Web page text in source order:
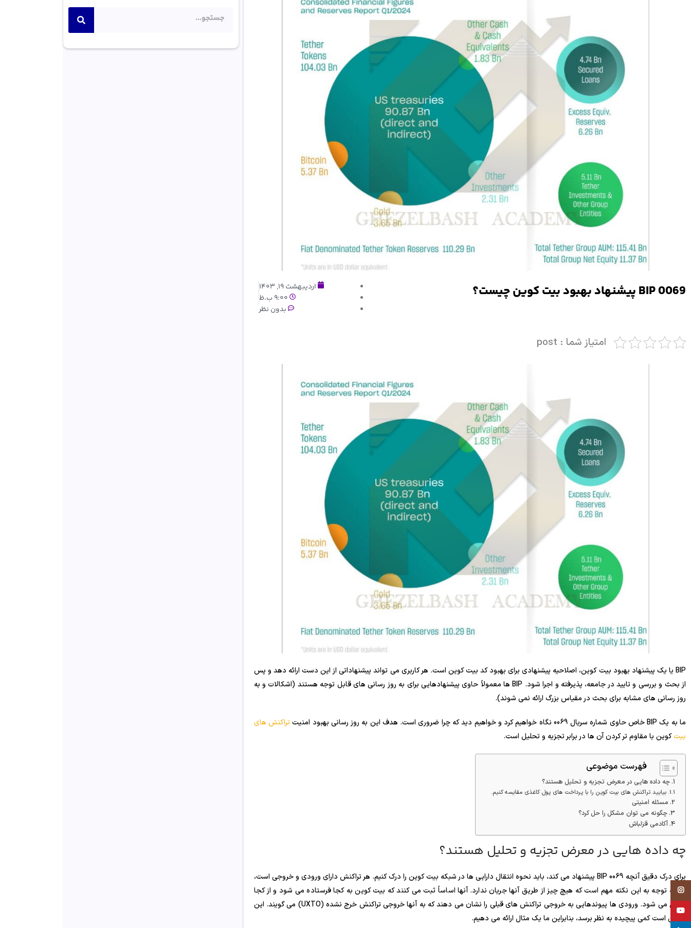
BIP 0069 پیشنهاد بهبود بیت کوین چیست؟
اردیبهشت 19, 1403
9:00 ب.ظ
بدون نظر
امتیاز شما : post
BIP یا یک پیشنهاد بهبود بیت کوین، اصلاحیه پیشنهادی برای بهبود کد بیت کوین است. هر کاربری می تواند پیشنهاداتی از این دست ارائه دهد و پس
از بحث و بررسی و تایید در جامعه، پذیرفته و اجرا شود. BIP ها معمولاً حاوی پیشنهادهایی برای به روز رسانی های قابل توجه هستند (اشکالات و به
روز رسانی های مشابه برای بحث در مقیاس بزرگ ارائه نمی شوند).
ما به یک BIP خاص حاوی شماره سریال 0069 نگاه خواهیم کرد و خواهیم دید که چرا ضروری است. هدف این به روز رسانی بهبود امنیت
تراکنش های
بیتکوین با مقاوم تر کردن آن ها در برابر تجزیه و تحلیل است.
فهرست موضوعی
چه داده هایی در معرض تجزیه و تحلیل هستند؟
بیایید تراکنش های بیت کوین را با پرداخت های پول کاغذی مقایسه کنیم.
مسئله امنیتی
چگونه می توان مشکل را حل کرد؟
آکادمی قزلباش
چه داده هایی در معرض تجزیه و تحلیل هستند؟
برای درک دقیق آنچه BIP 0069 پیشنهاد می کند، باید نحوه انتقال دارایی ها در شبکه بیت کوین را درک کنیم. هر تراکنش دارای ورودی و خروجی است،
اگرچه توجه به این نکته مهم است که هیچ چیز از طریق آنها جریان ندارد. آنها اساساً ثبت می کنند که بیت کوین به کجا فرستاده می شود و از کجا
ارسال می شود. ورودی ها پیوندهایی به خروجی تراکنش های قبلی را نشان می دهند که به آنها خروجی تراکنش خرج نشده (UXTO) می گویند. این
ممکن است کمی پیچیده به نظر برسد، بنابراین ما یک مثال ارائه می دهیم.
Instagram
YouTube